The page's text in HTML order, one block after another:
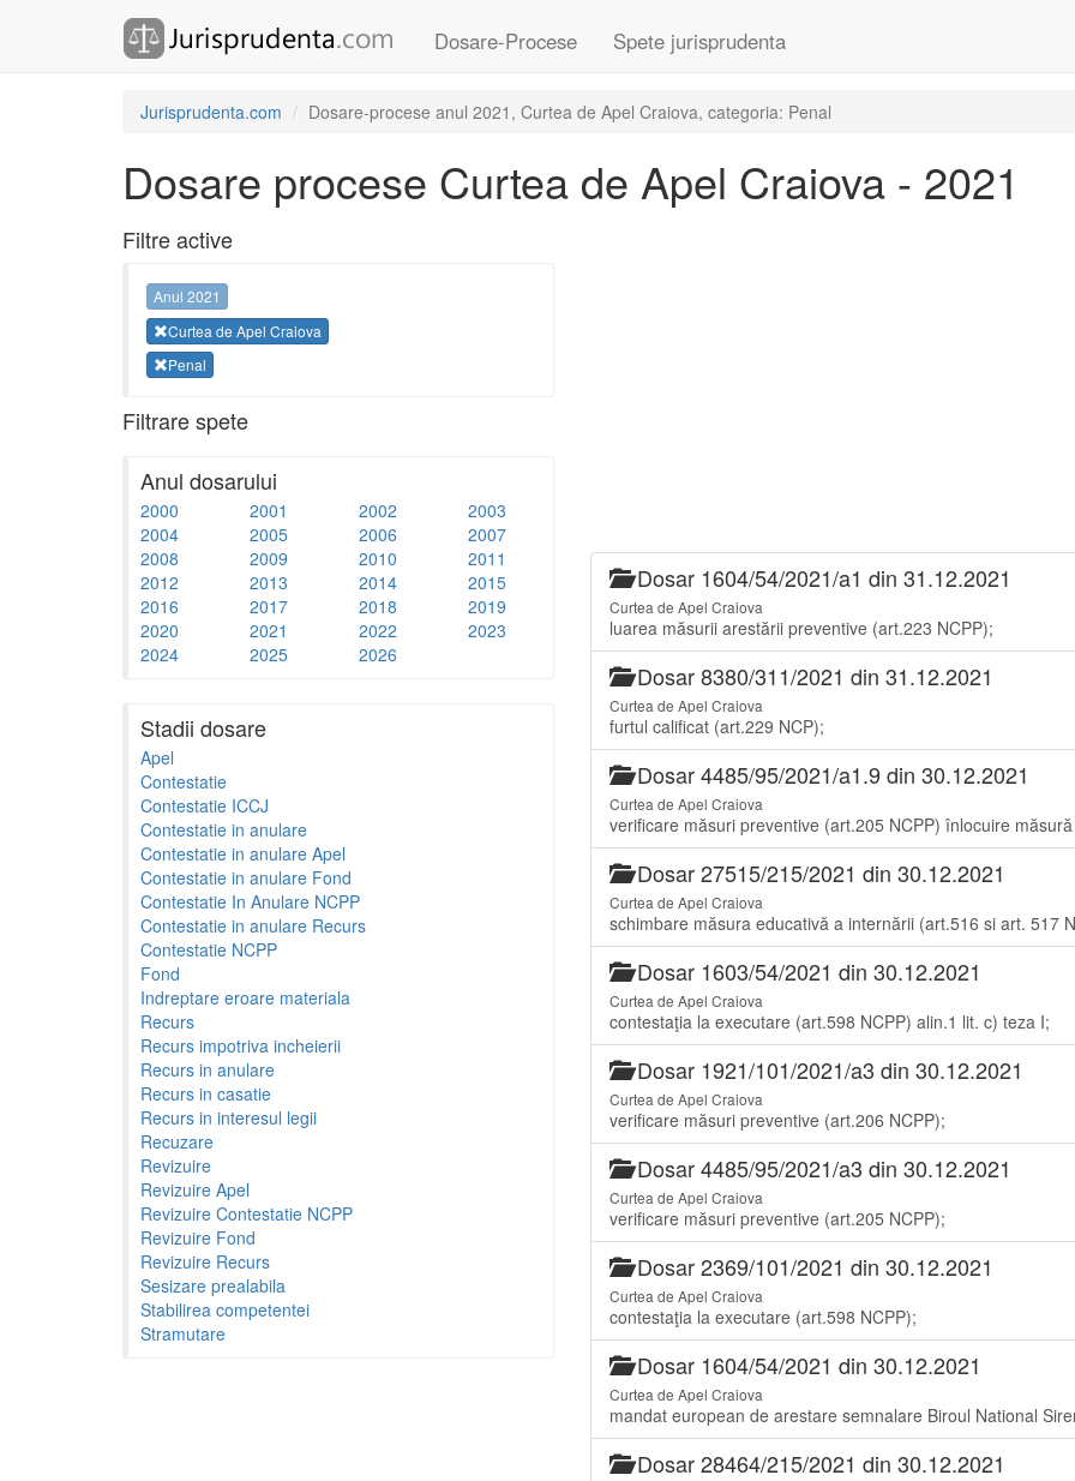
Dosare-Procese Spete jurisprudenta
Jurisprudenta.com Dosare-procese anul 2021, Curtea de Apel Craiova, categoria: Penal
Dosare procese Curtea de Apel Craiova - 2021
Filtre active
Anul 2021
Curtea de Apel Craiova
Penal
Filtrare spete
Anul dosarului
2000 2001 2002
2003
2004
2005 2006
2007
2008
2009 2010
2011
2012
2013 2014
2015
2016
2017 2018
2019
2020
2021 2022
2023
2024
2025 2026
Stadii dosare
Apel
Contestatie
Contestatie ICCJ
Contestatie in anulare
Contestatie in anulare Apel
Contestatie in anulare Fond
Contestatie In Anulare NCPP
Contestatie in anulare Recurs
Contestatie NCPP
Fond
Indreptare eroare materiala
Recurs
Recurs impotriva incheierii
Recurs in anulare
Recurs in casatie
Recurs in interesul legii
Recuzare
Revizuire
Revizuire Apel
Revizuire Contestatie NCPP
Revizuire Fond
Revizuire Recurs
Sesizare prealabila
Stabilirea competentei
Stramutare
Dosar 1604/54/2021/a1 din 31.12.2021
Curtea de Apel Craiova
luarea măsurii arestării preventive (art.223 NCPP);
Dosar 8380/311/2021 din 31.12.2021
Curtea de Apel Craiova
furtul calificat (art.229 NCP);
Dosar 4485/95/2021/a1.9 din 30.12.2021
Curtea de Apel Craiova
verificare măsuri preventive (art.205 NCPP) înlocuire
Dosar 27515/215/2021 din 30.12.2021
Curtea de Apel Craiova
schimbare măsura educativă a internării (art.516 si art. 517
Dosar 1603/54/2021 din 30.12.2021
Curtea de Apel Craiova
contestaţia la executare (art.598 NCPP) alin.1 lit. c) teza I;
Dosar 1921/101/2021/a3 din 30.12.2021
Curtea de Apel Craiova
verificare măsuri preventive (art.206 NCPP);
Dosar 4485/95/2021/a3 din 30.12.2021
Curtea de Apel Craiova
verificare măsuri preventive (art.205 NCPP);
Dosar 2369/101/2021 din 30.12.2021
Curtea de Apel Craiova
contestaţia la executare (art.598 NCPP);
Dosar 1604/54/2021 din 30.12.2021
Curtea de Apel Craiova
mandat european de arestare semnalare Biroul National
Dosar 28464/215/2021 din 30.12.2021